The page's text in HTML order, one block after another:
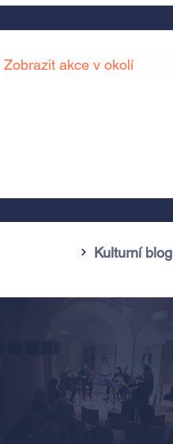
Zobrazit akce v okolí
Kulturní blog